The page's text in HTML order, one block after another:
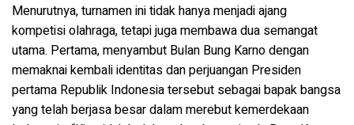
Menurutnya, turnamen ini tidak hanya menjadi ajang
kompetisi olahraga, tetapi juga membawa dua semangat
utama. Pertama, menyambut Bulan Bung Karno dengan
memaknai kembali identitas dan perjuangan Presiden
pertama Republik Indonesia tersebut sebagai bapak bangsa
yang telah berjasa besar dalam merebut kemerdekaan